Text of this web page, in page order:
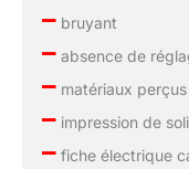
–bruyant
–absence de
–matériaux
–impression de
–fiche électrique